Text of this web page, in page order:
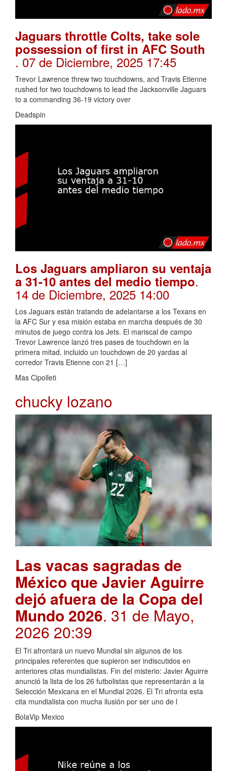
Jaguars throttle Colts, take sole
possession of first in AFC South
. 07 de Diciembre, 2025 17:45
Trevor Lawrence threw two touchdowns, and Travis Etienne
rushed for two touchdowns to lead the Jacksonville Jaguars
to a commanding 36-19 victory over
Deadspin
Los Jaguars ampliaron su ventaja
a 31-10 antes del medio tiempo.
14 de Diciembre, 2025 14:00
Los Jaguars están tratando de adelantarse a los Texans en
la AFC Sur y esa misión estaba en marcha después de 30
minutos de juego contra los Jets. El mariscal de campo
Trevor Lawrence lanzó tres pases de touchdown en la
primera mitad, incluido un touchdown de 20 yardas al
corredor Travis Etienne con 21 […]
Mas Cipolleti
chucky lozano
Las vacas sagradas de
México que Javier Aguirre
dejó afuera de la Copa del
Mundo 2026. 31 de Mayo,
2026 20:39
El Tri afrontará un nuevo Mundial sin algunos de los
principales referentes que supieron ser indiscutidos en
anteriores citas mundialistas. Fin del misterio: Javier Aguirre
anunció la lista de los 26 futbolistas que representarán a la
Selección Mexicana en el Mundial 2026. El Tri afronta esta
cita mundialista con mucha ilusión por ser uno de l
BolaVip Mexico